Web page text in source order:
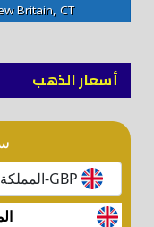
Britain, CT
أسعار الذهب